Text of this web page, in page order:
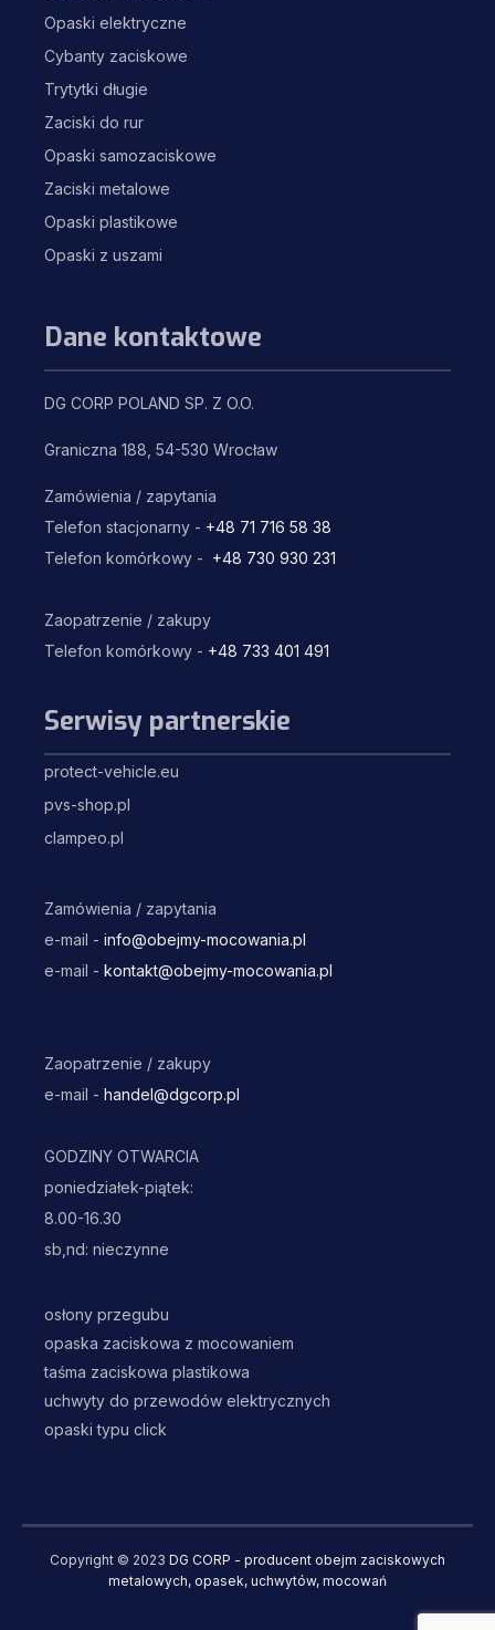
Opaski elektryczne
Cybanty zaciskowe
Trytytki długie
Zaciski do rur
Opaski samozaciskowe
Zaciski metalowe
Opaski plastikowe
Opaski z uszami
Dane kontaktowe
DG CORP POLAND SP. Z O.O.
Graniczna 188, 54-530 Wrocław
Zamówienia / zapytania
Telefon stacjonarny - +48 71 716 58 38
Telefon komórkowy - +48 730 930 231
Zaopatrzenie / zakupy
Telefon komórkowy - +48 733 401 491
Serwisy partnerskie
protect-vehicle.eu
pvs-shop.pl
clampeo.pl
Zamówienia / zapytania
e-mail - info@obejmy-mocowania.pl
e-mail - kontakt@obejmy-mocowania.pl
Zaopatrzenie / zakupy
e-mail - handel@dgcorp.pl
GODZINY OTWARCIA
poniedziałek-piątek:
8.00-16.30
sb,nd: nieczynne
osłony przegubu
opaska zaciskowa z mocowaniem
taśma zaciskowa plastikowa
uchwyty do przewodów elektrycznych
opaski typu click
Copyright © 2023 DG CORP - producent obejm zaciskowych
metalowych, opasek, uchwytów, mocowań